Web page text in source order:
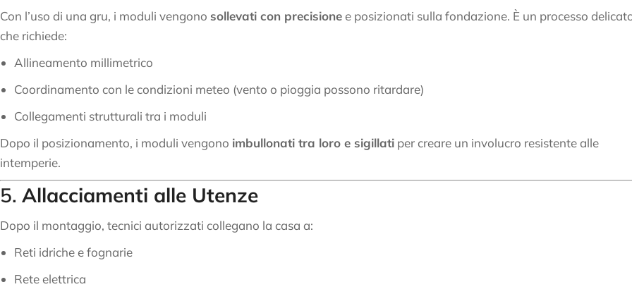
Con l’uso di una gru, i moduli vengono sollevati con precisionee posizionati sulla fondazione. È un processo
che richiede:
Allineamento millimetrico
Coordinamento con le condizioni meteo (vento o pioggia possono ritardare)
Collegamenti strutturali tra i moduli
Dopo il posizionamento, i moduli vengono imbullonati tra loro e sigillati per creare un involucro resistente alle
intemperie.
5. Allacciamenti alle Utenze
Dopo il montaggio, tecnici autorizzati collegano la casa a:
Reti idriche e fognarie
Rete elettrica